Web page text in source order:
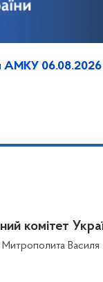
АМКУ 06.08.2026
комітет
Василя